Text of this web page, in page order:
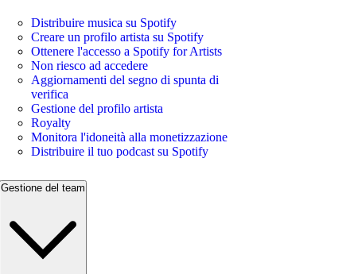
Distribuire musica su Spotify
Creare un profilo artista su Spotify
Ottenere l'accesso a Spotify for Artists
Non riesco ad accedere
Aggiornamenti del segno di spunta di
verifica
Gestione del profilo artista
Royalty
Monitora l'idoneità alla monetizzazione
Distribuire il tuo podcast su Spotify
Gestione del team